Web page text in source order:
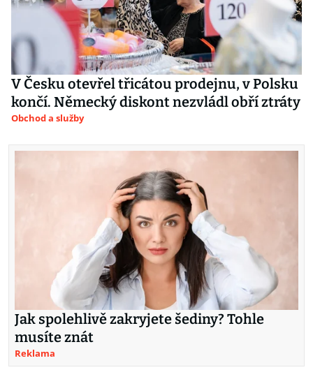
V Česku otevřel třicátou prodejnu, v Polsku
končí. Německý diskont nezvládl obří ztráty
Obchod a služby
Jak spolehlivě zakryjete šediny? Tohle
musíte znát
Reklama